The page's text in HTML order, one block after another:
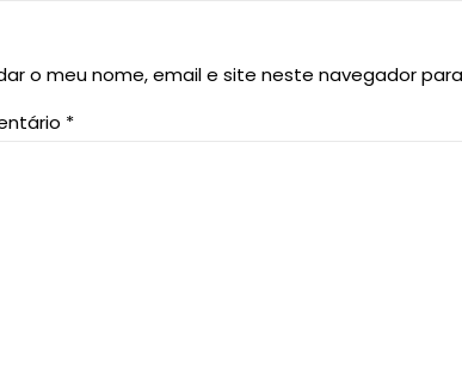
o meu nome, email e site neste navegador
*